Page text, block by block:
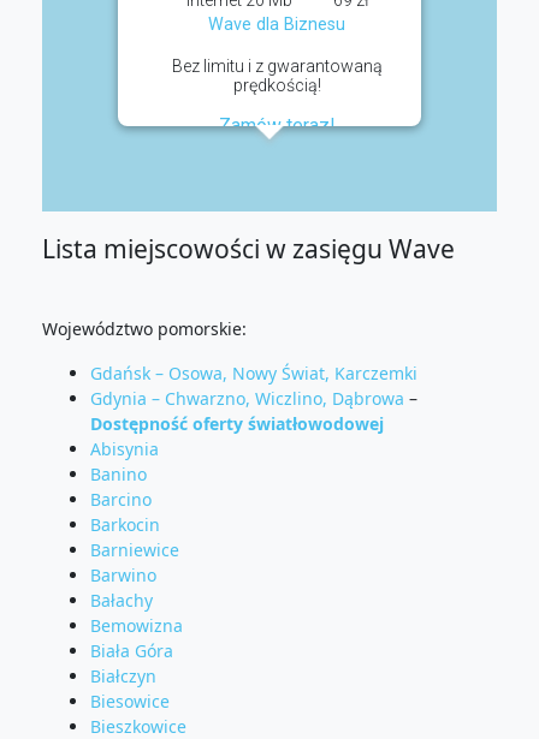
Wave dla Biznesu
Bez limitu i z gwarantowaną
prędkością!
Zamów teraz!
Lista miejscowości w zasięgu Wave
Województwo pomorskie:
Gdańsk – Osowa, Nowy Świat, Karczemki
Gdynia – Chwarzno, Wiczlino, Dąbrowa –
Dostępność oferty światłowodowej
Abisynia
Banino
Barcino
Barkocin
Barniewice
Barwino
Bałachy
Bemowizna
Biała Góra
Białczyn
Biesowice
Bieszkowice